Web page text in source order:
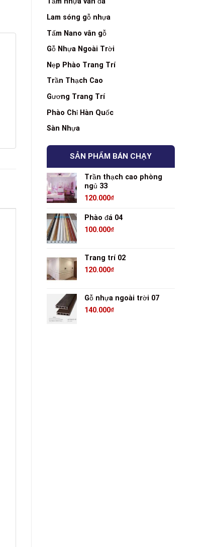
Lam sóng gỗ nhựa
Tấm Nano vân gỗ
Gỗ Nhựa Ngoài Trời
Nẹp Phào Trang Trí
Trần Thạch Cao
Gương Trang Trí
Phào Chỉ Hàn Quốc
Sàn Nhựa
SẢN PHẨM BÁN CHẠY
Trần thạch cao phòng
ngủ 33
120.000₫
Phào đá 04
100.000₫
Trang trí 02
120.000₫
Gỗ nhựa ngoài trời 07
140.000₫